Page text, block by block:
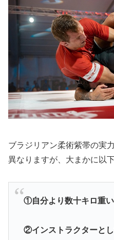
ブラジリアン柔術紫帯の実
異なりますが、大まかに以
①自分より数十キロ重
②インストラクターと